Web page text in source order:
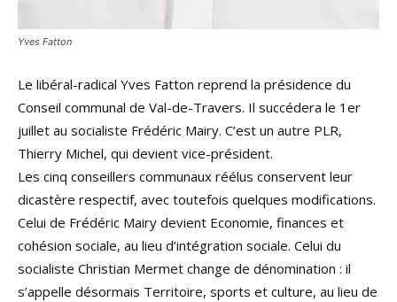
Yves Fatton
Le libéral-radical Yves Fatton reprend la présidence du
Conseil communal de Val-de-Travers. Il succédera le 1er
juillet au socialiste Frédéric Mairy. C’est un autre PLR,
Thierry Michel, qui devient vice-président.
Les cinq conseillers communaux réélus conservent leur
dicastère respectif, avec toutefois quelques modifications.
Celui de Frédéric Mairy devient Economie, finances et
cohésion sociale, au lieu d’intégration sociale. Celui du
socialiste Christian Mermet change de dénomination : il
s’appelle désormais Territoire, sports et culture, au lieu de